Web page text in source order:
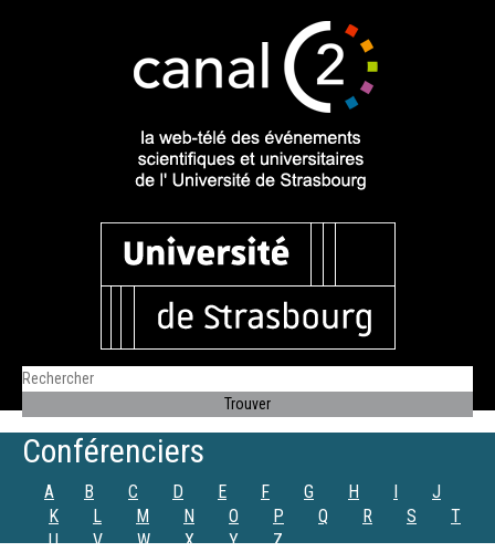
Conférenciers
A B C D E F G H I
J
K
L M N O P Q R S
T
U
V W X Y Z